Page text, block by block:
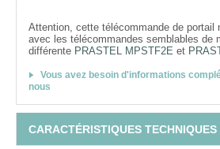
Attention, cette télécommande de portail
avec les télécommandes semblables de
différente PRASTEL MPSTF2E et
Vous avez besoin d'informations
nous
CARACTÉRISTIQUES TECHNIQUES